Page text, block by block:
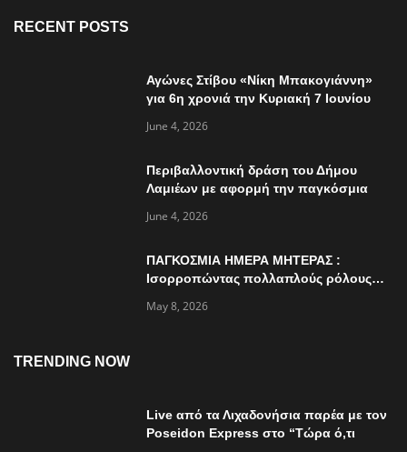
RECENT POSTS
Αγώνες Στίβου «Νίκη Μπακογιάννη»
για 6η χρονιά την Κυριακή 7 Ιουνίου
June 4, 2026
Περιβαλλοντική δράση του Δήμου
Λαμιέων με αφορμή την παγκόσμια
June 4, 2026
ΠΑΓΚΟΣΜΙΑ ΗΜΕΡΑ ΜΗΤΕΡΑΣ :
Ισορροπώντας πολλαπλούς ρόλους…
May 8, 2026
TRENDING NOW
Live από τα Λιχαδονήσια παρέα με τον
Poseidon Express στο “Τώρα ό,τι